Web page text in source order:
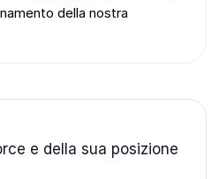
della nostra
e della sua posizione